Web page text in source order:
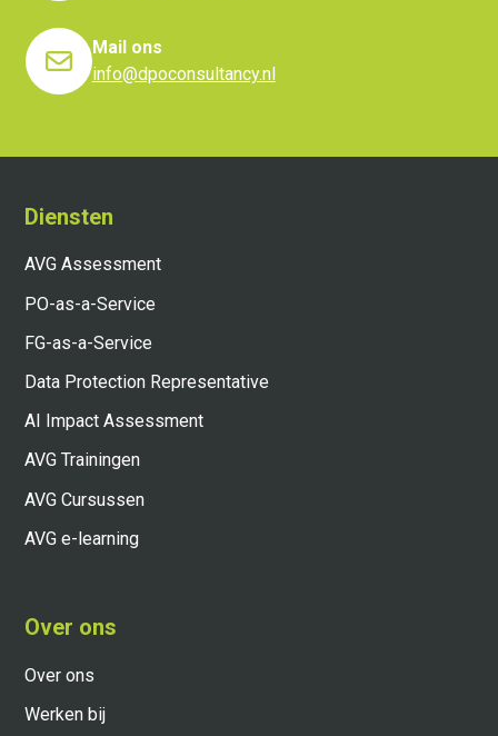
Mail ons
info@dpoconsultancy.nl
Diensten
AVG Assessment
PO-as-a-Service
FG-as-a-Service
Data Protection Representative
AI Impact Assessment
AVG Trainingen
AVG Cursussen
AVG e-learning
Over ons
Over ons
Werken bij